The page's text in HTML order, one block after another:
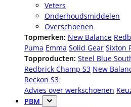
Veters
Onderhoudsmiddelen
Overschoenen
Topmerken: New Balance
Puma Emma Solid Gear Sixton
Topproducten: Steel Blue
Redbrick Champ S3 New
Reckon S3
Advies over werkschoenen
PBM